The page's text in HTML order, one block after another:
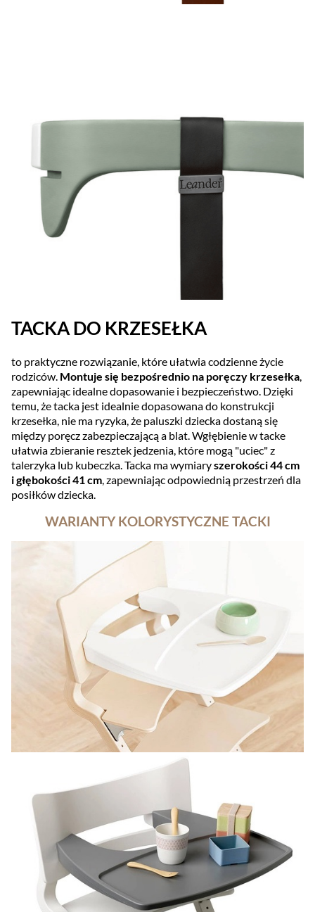
TACKA DO KRZESEŁKA
to praktyczne rozwiązanie, które ułatwia codzienne życie
rodziców. Montuje się bezpośrednio na poręczy krzesełka
zapewniając idealne dopasowanie i bezpieczeństwo. Dzięki
temu, że tacka jest idealnie dopasowana do konstrukcji
krzesełka, nie ma ryzyka, że paluszki dziecka dostaną się
między poręcz zabezpieczającą a blat. Wgłębienie w tacke
ułatwia zbieranie resztek jedzenia, które mogą "uciec" z
talerzyka lub kubeczka. Tacka ma wymiaryszerokości 44 cm
i głębokości 41 cm , zapewniając odpowiednią przestrzeń dla
posiłków dziecka.
WARIANTY KOLORYSTYCZNE TACKI